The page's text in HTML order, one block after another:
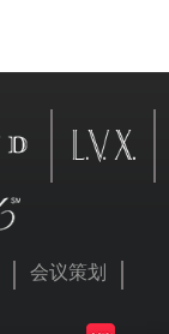
会议策划